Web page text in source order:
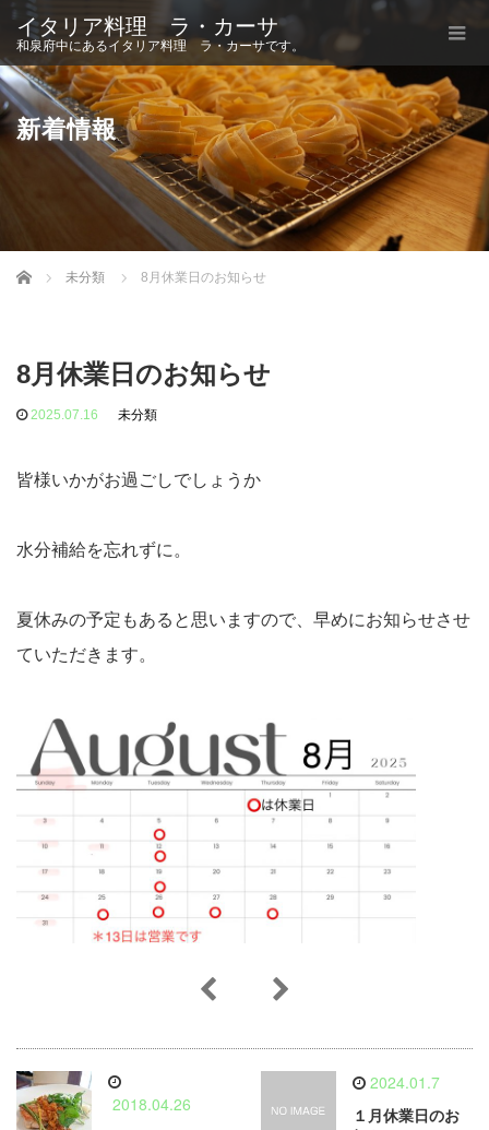
イタリア料理 ラ・カーサ
和泉府中にあるイタリア料理 ラ・カーサです。
新着情報
Home 未分類 8月休業日のお知らせ
8月休業日のお知らせ
2025.07.16 未分類
皆様いかがお過ごしでしょうか
水分補給を忘れずに。
夏休みの予定もあると思いますので、早めにお知らせさせ
ていただきます。
2018.04.26
2024.01.7
１月休業日のお